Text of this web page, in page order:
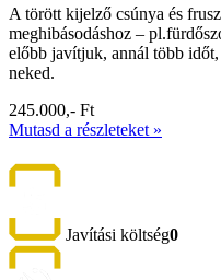
A törött kijelző csúnya és
meghibásodáshoz –
előbb javítjuk, annál több
neked.
245.000,- Ft
Mutasd a részleteket »
Javítási költség0